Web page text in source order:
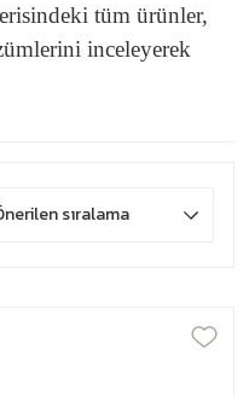
tüm ürünler,
inceleyerek